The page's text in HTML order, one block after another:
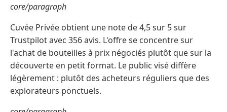
core/paragraph
Cuvée Privée obtient une note de 4,5 sur 5 sur
Trustpilot avec 356 avis. L'offre se concentre sur
l'achat de bouteilles à prix négociés plutôt que sur la
découverte en petit format. Le public visé diffère
légèrement : plutôt des acheteurs réguliers que des
explorateurs ponctuels.